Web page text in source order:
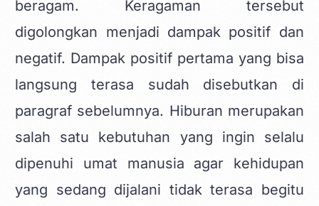
beragam. Keragaman tersebut
digolongkan menjadi dampak positif dan
negatif. Dampak positif pertama yang bisa
langsung terasa sudah disebutkan di
paragraf sebelumnya. Hiburan merupakan
salah satu kebutuhan yang ingin selalu
dipenuhi umat manusia agar kehidupan
yang sedang dijalani tidak terasa begitu